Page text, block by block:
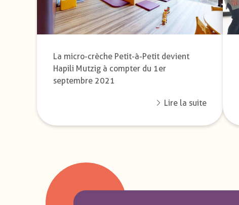
La micro-crèche Petit-à-Petit devient
Hapili Mutzig à compter du 1er
septembre 2021
Lire la suite